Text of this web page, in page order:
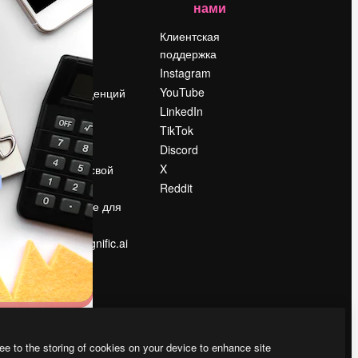
Цены
О нас
Reviews
Вакансии
Поиск тенденций
Блог
События
Slidesgo
Продайте свой
контент
Помещение для
прессы
Ищете magnific.ai
нами
Клиентская
поддержка
Instagram
YouTube
LinkedIn
TikTok
Discord
X
Reddit
to the storing of cookies on your device to enhance site